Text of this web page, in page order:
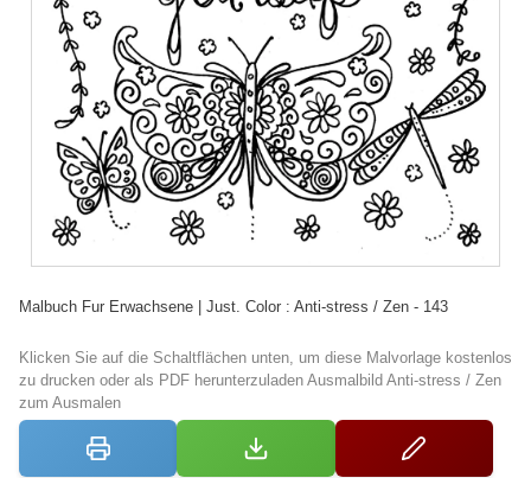
Malbuch Fur Erwachsene | Just. Color : Anti-stress / Zen - 143
Klicken Sie auf die Schaltflächen unten, um diese Malvorlage kostenlos
zu drucken oder als PDF herunterzuladen Ausmalbild Anti-stress / Zen
zum Ausmalen